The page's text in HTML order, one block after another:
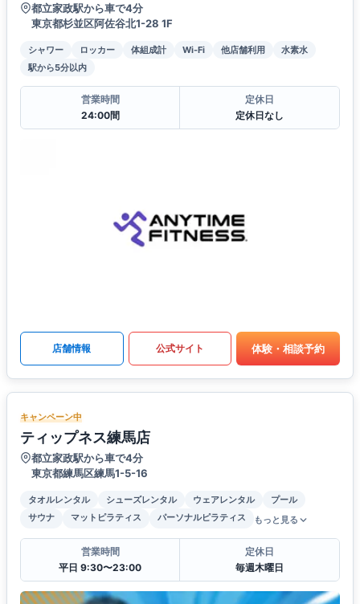
都立家政駅から車で4分
東京都杉並区阿佐谷北1-28 1F
シャワー ロッカー 体組成計 Wi-Fi 他店舗利用
水素水
駅から5分以内
営業時間
24:00間
定休日
定休日なし
店舗情報 公式サイト 体験・相談予約
キャンペーン中
ティップネス練馬店
都立家政駅から車で4分
東京都練馬区練馬1-5-16
タオルレンタル シューズレンタル ウェアレンタル
プール
サウナ
マットピラティス パーソナルピラティス もっと見る
営業時間
平日 9:30〜23:00
定休日
毎週木曜日